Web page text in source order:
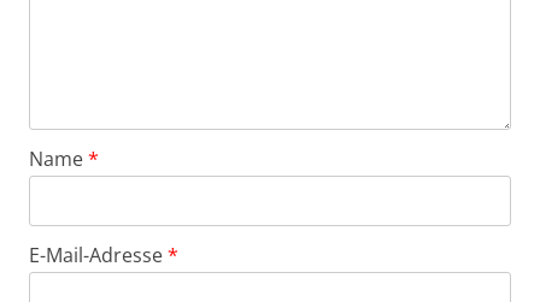
Name*
E-Mail-Adresse*